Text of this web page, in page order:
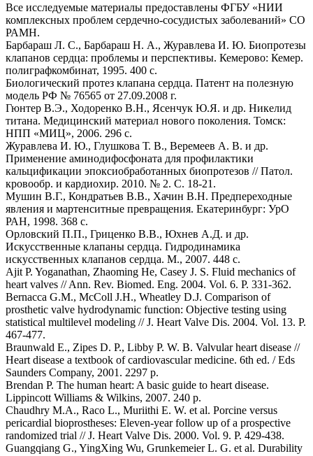
Все исследуемые материалы предоставлены ФГБУ «НИИ
комплексных проблем сердечно-сосудистых заболеваний» СО
РАМН.
Барбараш Л. С., Барбараш Н. А., Журавлева И. Ю. Биопротезы
клапанов сердца: проблемы и перспективы. Кемерово: Кемер.
полиграфкомбинат, 1995. 400 с.
Биологический протез клапана сердца. Патент на полезную
модель РФ № 76565 от 27.09.2008 г.
Гюнтер В.Э., Ходоренко В.Н., Ясенчук Ю.Я. и др. Никелид
титана. Медицинский материал нового поколения. Томск:
НПП «МИЦ», 2006. 296 с.
Журавлева И. Ю., Глушкова Т. В., Веремеев А. В. и др.
Применение аминодифосфоната для профилактики
кальцификации эпоксиобработанных биопротезов // Патол.
кровообр. и кардиохир. 2010. № 2. C. 18-21.
Мушин В.Г., Кондратьев В.В., Хачин В.Н. Предпереходные
явления и мартенситные превращения. Екатеринбург: УрО
РАН, 1998. 368 c.
Орловский П.П., Гриценко В.В., Юхнев А.Д. и др.
Искусственные клапаны сердца. Гидродинамика
искусственных клапанов сердца. М., 2007. 448 c.
Ajit P. Yoganathan, Zhaoming He, Casey J. S. Fluid mechanics of
heart valves // Ann. Rev. Biomed. Eng. 2004. Vol. 6. P. 331-362.
Bernacca G.M., McColl J.H., Wheatley D.J. Comparison of
prosthetic valve hydrodynamic function: Objective testing using
statistical multilevel modeling // J. Heart Valve Dis. 2004. Vol. 13. P.
467-477.
Braunwald E., Zipes D. P., Libby P. W. B. Valvular heart disease //
Heart disease a textbook of cardiovascular medicine. 6th ed. / Eds
Saunders Company, 2001. 2297 p.
Brendan P. The human heart: A basic guide to heart disease.
Lippincott Williams & Wilkins, 2007. 240 p.
Chaudhry M.A., Raco L., Muriithi E. W. et al. Porcine versus
pericardial bioprostheses: Eleven-year follow up of a prospective
randomized trial // J. Heart Valve Dis. 2000. Vol. 9. P. 429-438.
Guangqiang G., YingXing Wu, Grunkemeier L. G. et al. Durability